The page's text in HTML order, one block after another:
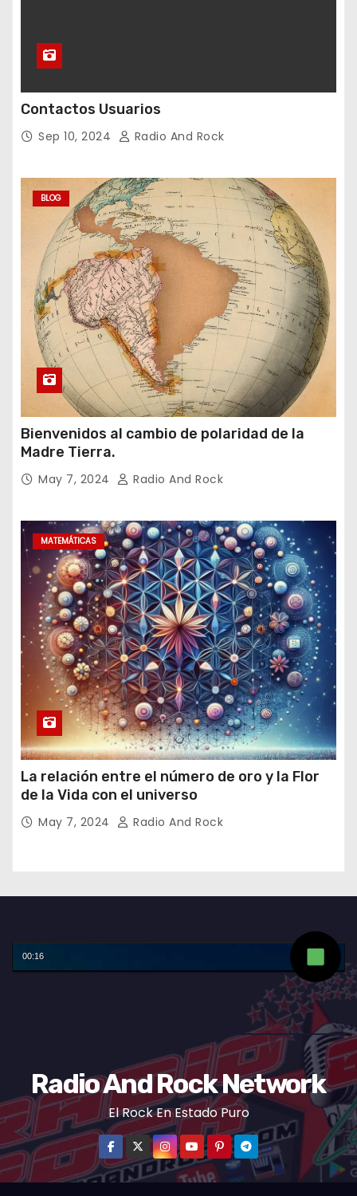
Contactos Usuarios
Sep 10, 2024 Radio And Rock
BLOG
Bienvenidos al cambio de polaridad de la
Madre Tierra.
May 7, 2024 Radio And Rock
MATEMÁTICAS
La relación entre el número de oro y la Flor
de la Vida con el universo
May 7, 2024 Radio And Rock
Radio And Rock Network
El Rock En Estado Puro